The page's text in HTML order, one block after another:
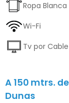
Ropa Blanca
Wi-Fi
Tv por Cable
A 150 mtrs.
Dunas